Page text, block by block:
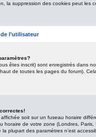
la suppression des cookies peut les
l’utilisateur
êtes inscrit) sont enregistrés dans
de toutes les pages du forum).
affichée soit sur un fuseau horaire
horaire de votre zone (Londres,
plupart des paramètres n’est